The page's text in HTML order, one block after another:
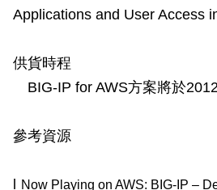
Applications and User Access
供貨時程
BIG-IP for AWS方案將於
參考資源
Now Playing on AWS: BIG-IP –